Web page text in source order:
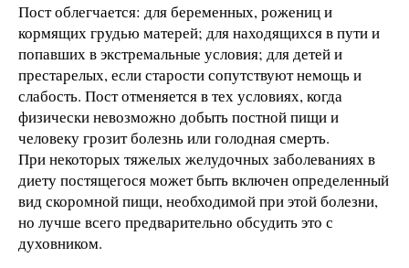
Пост облегчается: для беременных, рожениц и
кормящих грудью матерей; для находящихся в пути и
попавших в экстремальные условия; для детей и
престарелых, если старости сопутствуют немощь и
слабость. Пост отменяется в тех условиях, когда
физически невозможно добыть постной пищи и
человеку грозит болезнь или голодная смерть.
При некоторых тяжелых желудочных заболеваниях в
диету постящегося может быть включен определенный
вид скоромной пищи, необходимой при этой болезни,
но лучше всего предварительно обсудить это с
духовником.